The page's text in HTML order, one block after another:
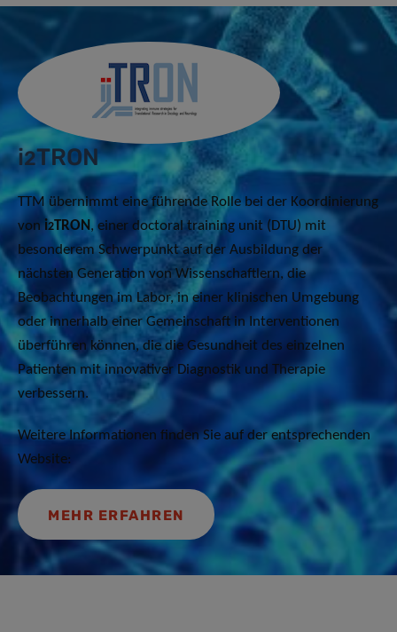
i2TRON
TTM übernimmt eine führende Rolle bei der Koordinierung
von i2TRON, einer doctoral training unit (DTU) mit
besonderem Schwerpunkt auf der Ausbildung der
nächsten Generation von Wissenschaftlern, die
Beobachtungen im Labor, in einer klinischen Umgebung
oder innerhalb einer Gemeinschaft in Interventionen
überführen können, die die Gesundheit des einzelnen
Patienten mit innovativer Diagnostik und Therapie
verbessern.
Weitere Informationen finden Sie auf der entsprechenden
Website:
MEHR ERFAHREN